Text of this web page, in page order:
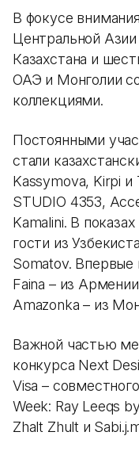
В фокусе
Центральной Азии
Казахстана и
ОАЭ и Монголии
коллекциями.
Постоянными
стали
Kassymova, Kirpi
STUDIO 4353,
Kamalini. В
гости из
Somatov. Впервые
Faina – из
Amazonka – из
Важной частью
конкурса Next
Visa –
Week: Ray Leeqs
Zhalt Zhult и